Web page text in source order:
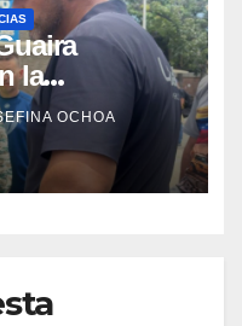
la
de
OCHOA